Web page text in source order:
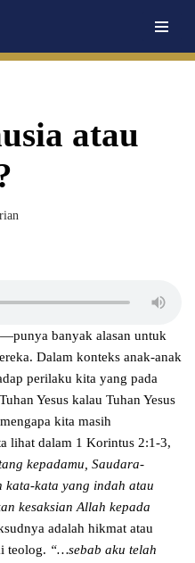
atau
banyak alasan untuk
Dalam konteks anak-anak
perilaku kita yang pada
Yesus kalau Tuhan Yesus
kita masih
lihat dalam 1 Korintus 2:1-3,
kepadamu, Saudara-
kata-kata yang indah atau
kesaksian Allah kepada
adalah hikmat atau
teolog. “…sebab aku telah